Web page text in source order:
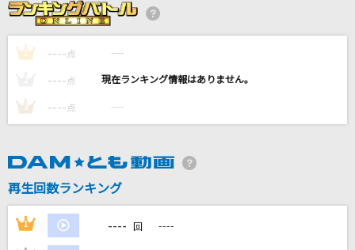
フラミンゴ
syudou
サザンオールスターズ
米津玄師
[生音]離したくはない
T-BOLAN
1 ---- 点 ----
---- 点 ----
3 ---- 点 ----
再生回数ランキング
1 ---- 回 ----